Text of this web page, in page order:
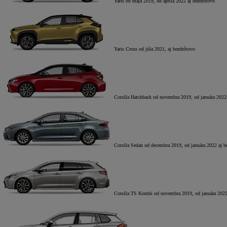
Yaris Cross od júla 2021, aj bezdrôtovo
Corolla Hatchback od novembra 2019, od januára
Corolla Sedan od decembra 2019, od januára 2022 aj
Corolla TS Kombi od novembra 2019, od januára